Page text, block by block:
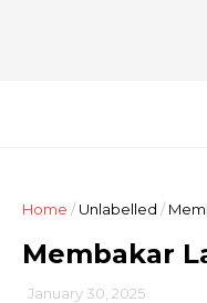
Home /Unlabelled /
Membakar
January 30, 2025